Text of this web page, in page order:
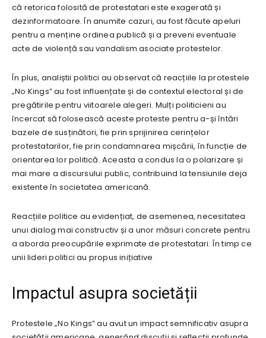
că retorica folosită de protestatari este exagerată și
dezinformatoare. În anumite cazuri, au fost făcute apeluri
pentru a menține ordinea publică și a preveni eventuale
acte de violență sau vandalism asociate protestelor.
În plus, analiștii politici au observat că reacțiile la protestele
„No Kings” au fost influențate și de contextul electoral și de
pregătirile pentru viitoarele alegeri. Mulți politicieni au
încercat să folosească aceste proteste pentru a-și întări
bazele de susținători, fie prin sprijinirea cerințelor
protestatarilor, fie prin condamnarea mișcării, în funcție de
orientarea lor politică. Aceasta a condus la o polarizare și
mai mare a discursului public, contribuind la tensiunile deja
existente în societatea americană.
Reacțiile politice au evidențiat, de asemenea, necesitatea
unui dialog mai constructiv și a unor măsuri concrete pentru
a aborda preocupările exprimate de protestatari. În timp ce
unii lideri politici au propus inițiative
Impactul asupra societății
Protestele „No Kings” au avut un impact semnificativ asupra